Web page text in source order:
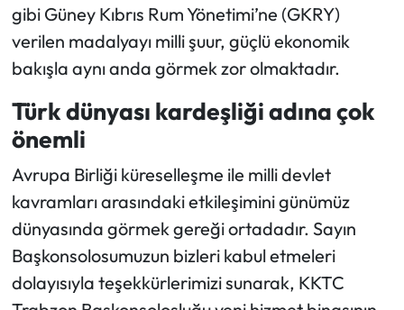
gibi Güney Kıbrıs Rum Yönetimi’ne (GKRY)
verilen madalyayı milli şuur, güçlü ekonomik
bakışla aynı anda görmek zor olmaktadır.
Türk dünyası kardeşliği adına çok
önemli
Avrupa Birliği küreselleşme ile milli devlet
kavramları arasındaki etkileşimini günümüz
dünyasında görmek gereği ortadadır. Sayın
Başkonsolosumuzun bizleri kabul etmeleri
dolayısıyla teşekkürlerimizi sunarak, KKTC